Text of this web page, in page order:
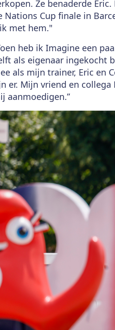
Ze benaderde
Nations Cup finale in
met hem."
heb ik Imagine een
als eigenaar ingekocht
als mijn trainer, Eric en
er. Mijn vriend en
aanmoedigen.”